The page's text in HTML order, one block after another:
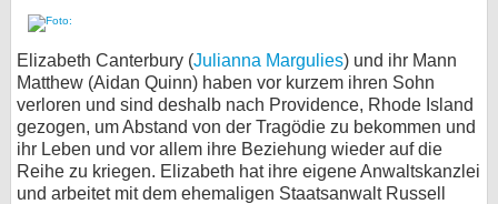
Elizabeth Canterbury (Julianna Margulies) und ihr Mann
Matthew (Aidan Quinn) haben vor kurzem ihren Sohn
verloren und sind deshalb nach Providence, Rhode Island
gezogen, um Abstand von der Tragödie zu bekommen und
ihr Leben und vor allem ihre Beziehung wieder auf die
Reihe zu kriegen. Elizabeth hat ihre eigene Anwaltskanzlei
und arbeitet mit dem ehemaligen Staatsanwalt Russell
Specials
SERVICE
Gewinnspiele
Forum